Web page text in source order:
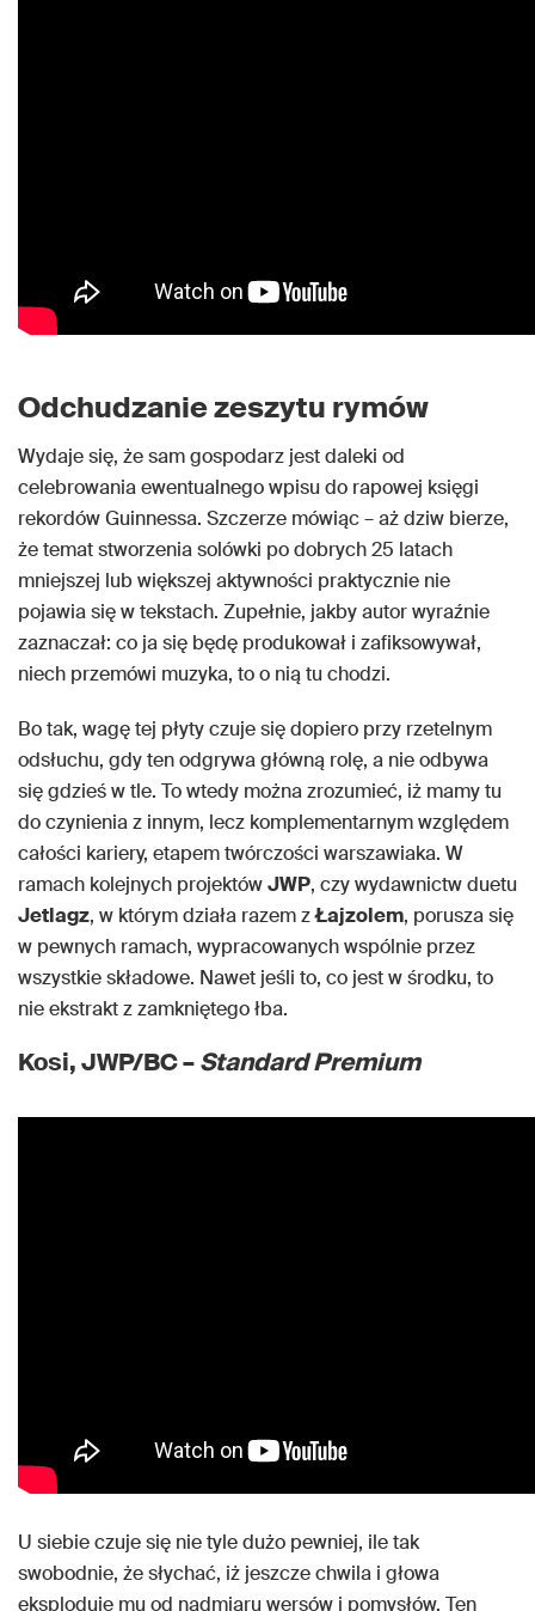
Odchudzanie zeszytu rymów
Wydaje się, że sam gospodarz jest daleki od
celebrowania ewentualnego wpisu do rapowej księgi
rekordów Guinnessa. Szczerze mówiąc – aż dziw bierze,
że temat stworzenia solówki po dobrych 25 latach
mniejszej lub większej aktywności praktycznie nie
pojawia się w tekstach. Zupełnie, jakby autor wyraźnie
zaznaczał: co ja się będę produkował i zafiksowywał,
niech przemówi muzyka, to o nią tu chodzi.
Bo tak, wagę tej płyty czuje się dopiero przy rzetelnym
odsłuchu, gdy ten odgrywa główną rolę, a nie odbywa
się gdzieś w tle. To wtedy można zrozumieć, iż mamy tu
do czynienia z innym, lecz komplementarnym względem
całości kariery, etapem twórczości warszawiaka. W
ramach kolejnych projektówJWP, czy wydawnictw duetu
Jetlagz, w którym działa razem zŁajzolem, porusza się
w pewnych ramach, wypracowanych wspólnie przez
wszystkie składowe. Nawet jeśli to, co jest w środku, to
nie ekstrakt z zamkniętego łba.
Kosi, JWP/BC –Standard Premium
U siebie czuje się nie tyle dużo pewniej, ile tak
swobodnie, że słychać, iż jeszcze chwila i głowa
eksploduje mu od nadmiaru wersów i pomysłów. Ten